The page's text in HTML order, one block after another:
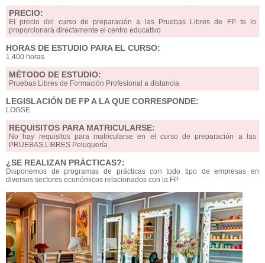
PRECIO:
El precio del curso de preparación a las Pruebas Libres de FP te lo
proporcionará directamente el centro educativo
HORAS DE ESTUDIO PARA EL CURSO:
1,400 horas
MÉTODO DE ESTUDIO:
Pruebas Libres de Formación Profesional a distancia
LEGISLACIÓN DE FP A LA QUE CORRESPONDE:
LOGSE
REQUISITOS PARA MATRICULARSE:
No hay requisitos para matricularse en el curso de preparación a las
PRUEBAS LIBRES Peluquería
¿SE REALIZAN PRÁCTICAS?:
Disponemos de programas de prácticas con todo tipo de empresas en
diversos sectores económicos relacionados con la FP